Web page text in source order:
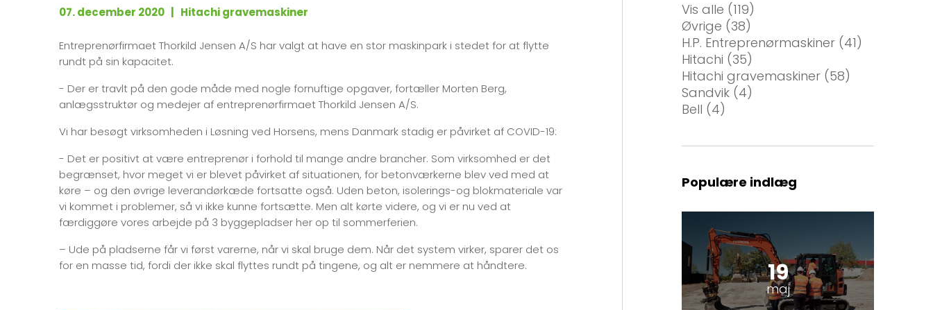
07. december 2020 | Hitachi gravemaskiner
Entreprenørfirmaet Thorkild Jensen A/S har valgt at have en stor maskinpark i stedet for at flytte
rundt på sin kapacitet.
- Der er travlt på den gode måde med nogle fornuftige opgaver, fortæller Morten Berg,
anlægsstruktør og medejer af entreprenørfirmaet Thorkild Jensen A/S.
Vi har besøgt virksomheden i Løsning ved Horsens, mens Danmark stadig er påvirket af COVID-19:
- Det er positivt at være entreprenør i forhold til mange andre brancher. Som virksomhed er det
begrænset, hvor meget vi er blevet påvirket af situationen, for betonværkerne blev ved med at
køre – og den øvrige leverandørkæde fortsatte også. Uden beton, isolerings-og blokmateriale var
vi kommet i problemer, så vi ikke kunne fortsætte. Men alt kørte videre, og vi er nu ved at
færdiggøre vores arbejde på 3 byggepladser her op til sommerferien.
– Ude på pladserne får vi først varerne, når vi skal bruge dem. Når det system virker, sparer det os
for en masse tid, fordi der ikke skal flyttes rundt på tingene, og alt er nemmere at håndtere.
Vis alle (119)
Øvrige (38)
H.P. Entreprenørmaskiner (41)
Hitachi (35)
Hitachi gravemaskiner (58)
Sandvik (4)
Bell (4)
Populære indlæg
19
maj